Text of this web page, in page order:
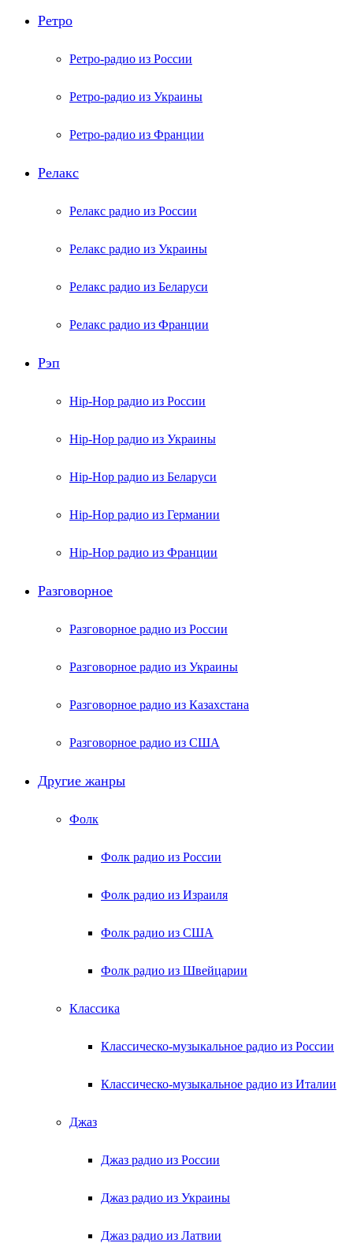
Ретро
Ретро-радио из России
Ретро-радио из Украины
Ретро-радио из Франции
Релакс
Релакс радио из России
Релакс радио из Украины
Релакс радио из Беларуси
Релакс радио из Франции
Рэп
Hip-Hop радио из России
Hip-Hop радио из Украины
Hip-Hop радио из Беларуси
Hip-Hop радио из Германии
Hip-Hop радио из Франции
Разговорное
Разговорное радио из России
Разговорное радио из Украины
Разговорное радио из Казахстана
Разговорное радио из США
Другие жанры
Фолк
Фолк радио из России
Фолк радио из Израиля
Фолк радио из США
Фолк радио из Швейцарии
Классика
Классическо-музыкальное радио из России
Классическо-музыкальное радио из Италии
Джаз
Джаз радио из России
Джаз радио из Украины
Джаз радио из Латвии